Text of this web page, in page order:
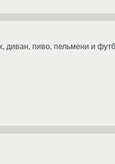
диван, пиво, пельмени и